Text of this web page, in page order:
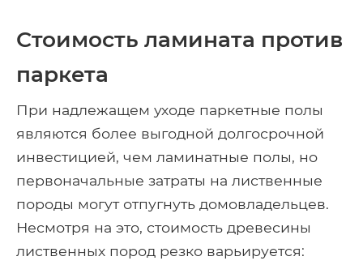
Стоимость ламината против
паркета
При надлежащем уходе паркетные полы
являются более выгодной долгосрочной
инвестицией, чем ламинатные полы, но
первоначальные затраты на лиственные
породы могут отпугнуть домовладельцев.
Несмотря на это, стоимость древесины
лиственных пород резко варьируется: